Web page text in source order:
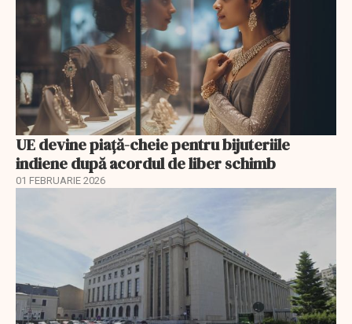
UE devine piață-cheie pentru bijuteriile
indiene după acordul de liber schimb
01 FEBRUARIE 2026